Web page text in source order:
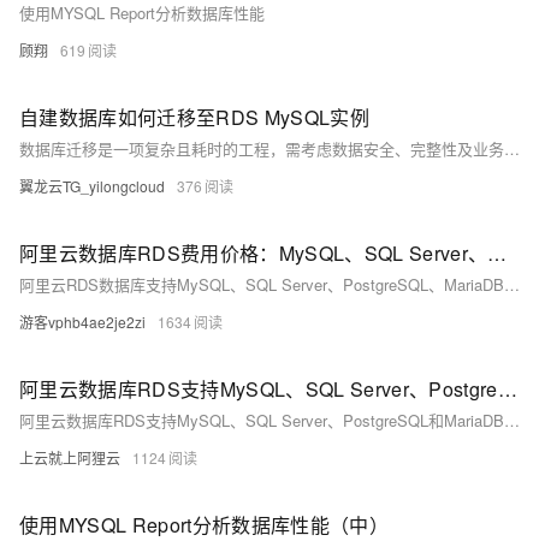
使用MYSQL Report分析数据库性能
顾翔 619
自建数据库如何迁移至RDS MySQL实例
数据库迁移是一项复杂且耗时的工程，需考虑数据安全、完整性及业务中断影响。使用阿里云数据传输服务DTS，可快速、平滑完成迁移任务，将应用停机时间降至分钟级。您还可通过全量备份自建数据库并恢复至RDS MySQL实例，实现间接迁移上云。
翼龙云TG_yilongcloud 376
阿里云数据库RDS费用价格：MySQL、SQL Server、PostgreSQL和MariaDB引擎收费标准
阿里云RDS数据库支持MySQL、SQL Server、PostgreSQL、MariaDB，多种引擎优惠上线！MySQL倚天版88元/年，SQL Server 2核4G仅299元/年，PostgreSQL 227元/年起。高可用、可弹性伸缩，安全稳定。详情见官网活动页。
游客vphb4ae2je2zi 1634
阿里云数据库RDS支持MySQL、SQL Server、PostgreSQL和MariaDB引擎
阿里云数据库RDS支持MySQL、SQL Server、PostgreSQL和MariaDB引擎，提供高性价比、稳定安全的云数据库服务，适用于多种行业与业务场景。
上云就上阿狸云 1124
使用MYSQL Report分析数据库性能（中）